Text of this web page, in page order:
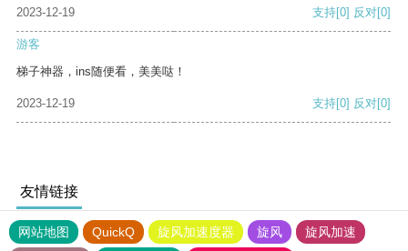
2023-12-19 支持[0] 反对[0]
游客
梯子神器，ins随便看，美美哒！
2023-12-19 支持[0] 反对[0]
友情链接
网站地图 QuickQ 旋风加速度器 旋风
旋风加速